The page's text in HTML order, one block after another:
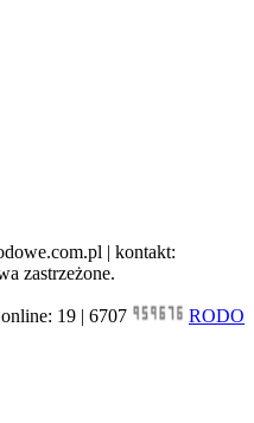
| kontakt:
zastrzeżone.
19 | 6707 RODO